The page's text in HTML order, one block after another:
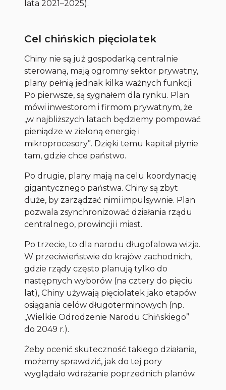
lata 2021–2025).
Cel chińskich pięciolatek
Chiny nie są już gospodarką centralnie
sterowaną, mają ogromny sektor prywatny,
plany pełnią jednak kilka ważnych funkcji.
Po pierwsze, są sygnałem dla rynku. Plan
mówi inwestorom i firmom prywatnym, że
„w najbliższych latach będziemy pompować
pieniądze w zieloną energię i
mikroprocesory”. Dzięki temu kapitał płynie
tam, gdzie chce państwo.
Po drugie, plany mają na celu koordynację
gigantycznego państwa. Chiny są zbyt
duże, by zarządzać nimi impulsywnie. Plan
pozwala zsynchronizować działania rządu
centralnego, prowincji i miast.
Po trzecie, to dla narodu długofalowa wizja.
W przeciwieństwie do krajów zachodnich,
gdzie rządy często planują tylko do
następnych wyborów (na cztery do pięciu
lat), Chiny używają pięciolatek jako etapów
osiągania celów długoterminowych (np.
„Wielkie Odrodzenie Narodu Chińskiego”
do 2049 r.).
Żeby ocenić skuteczność takiego działania,
możemy sprawdzić, jak do tej pory
wyglądało wdrażanie poprzednich planów.